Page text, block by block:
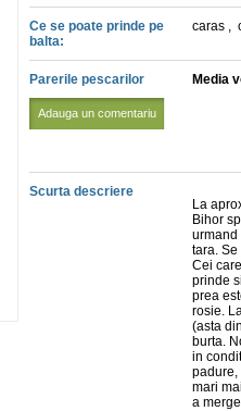
Ce se poate prinde pe
balta:
caras ,
Parerile pescarilor
Adauga un comentariu
Media
Scurta descriere
La
Bihor
urmand
tara.
Cei
prinde
prea
rosie.
(asta
burta.
in
padure,
mari
a